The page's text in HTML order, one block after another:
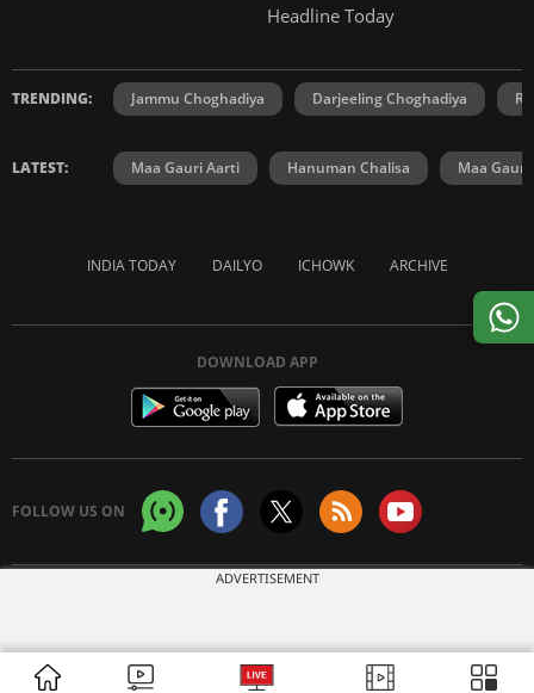
Headline Today
TRENDING: Jammu Choghadiya Darjeeling Choghadiya
LATEST: Maa Gauri Aarti Hanuman Chalisa Maa Gauri
INDIA TODAY DAILYO ICHOWK ARCHIVE
DOWNLOAD APP
FOLLOW US ON
ADVERTISEMENT